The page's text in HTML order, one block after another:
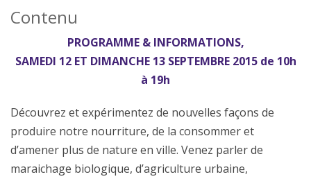
Contenu
PROGRAMME & INFORMATIONS,
SAMEDI 12 ET DIMANCHE 13 SEPTEMBRE 2015 de 10h
à 19h
Découvrez et expérimentez de nouvelles façons de
produire notre nourriture, de la consommer et
d’amener plus de nature en ville. Venez parler de
maraichage biologique, d’agriculture urbaine,